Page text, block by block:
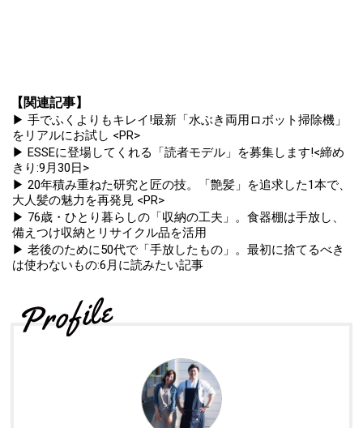
【関連記事】
▶ 手でふくよりもキレイ!最新「水ぶき両用ロボット掃除機」
をリアルにお試し <PR>
▶ ESSEに登場してくれる「読者モデル」を募集します!<締め
きり:9月30日>
▶ 20年積み重ねた研究と匠の技。「艶髪」を追求した1本で、
大人髪の魅力を再発見 <PR>
▶ 76歳・ひとり暮らしの「収納の工夫」。食器棚は手放し、
備えつけ収納とリサイクル品を活用
▶ 老後のために50代で「手放したもの」。最初に捨てるべき
は使わないもの:6月に読みたい記事